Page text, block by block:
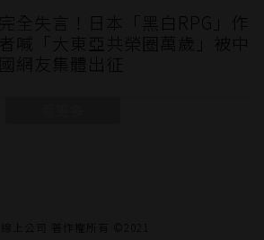
完全失言！日本「黑白RPG」作
者喊「大東亞共榮圈萬歲」被中
國網友集體出征
上公司 著作權所有 ©2021